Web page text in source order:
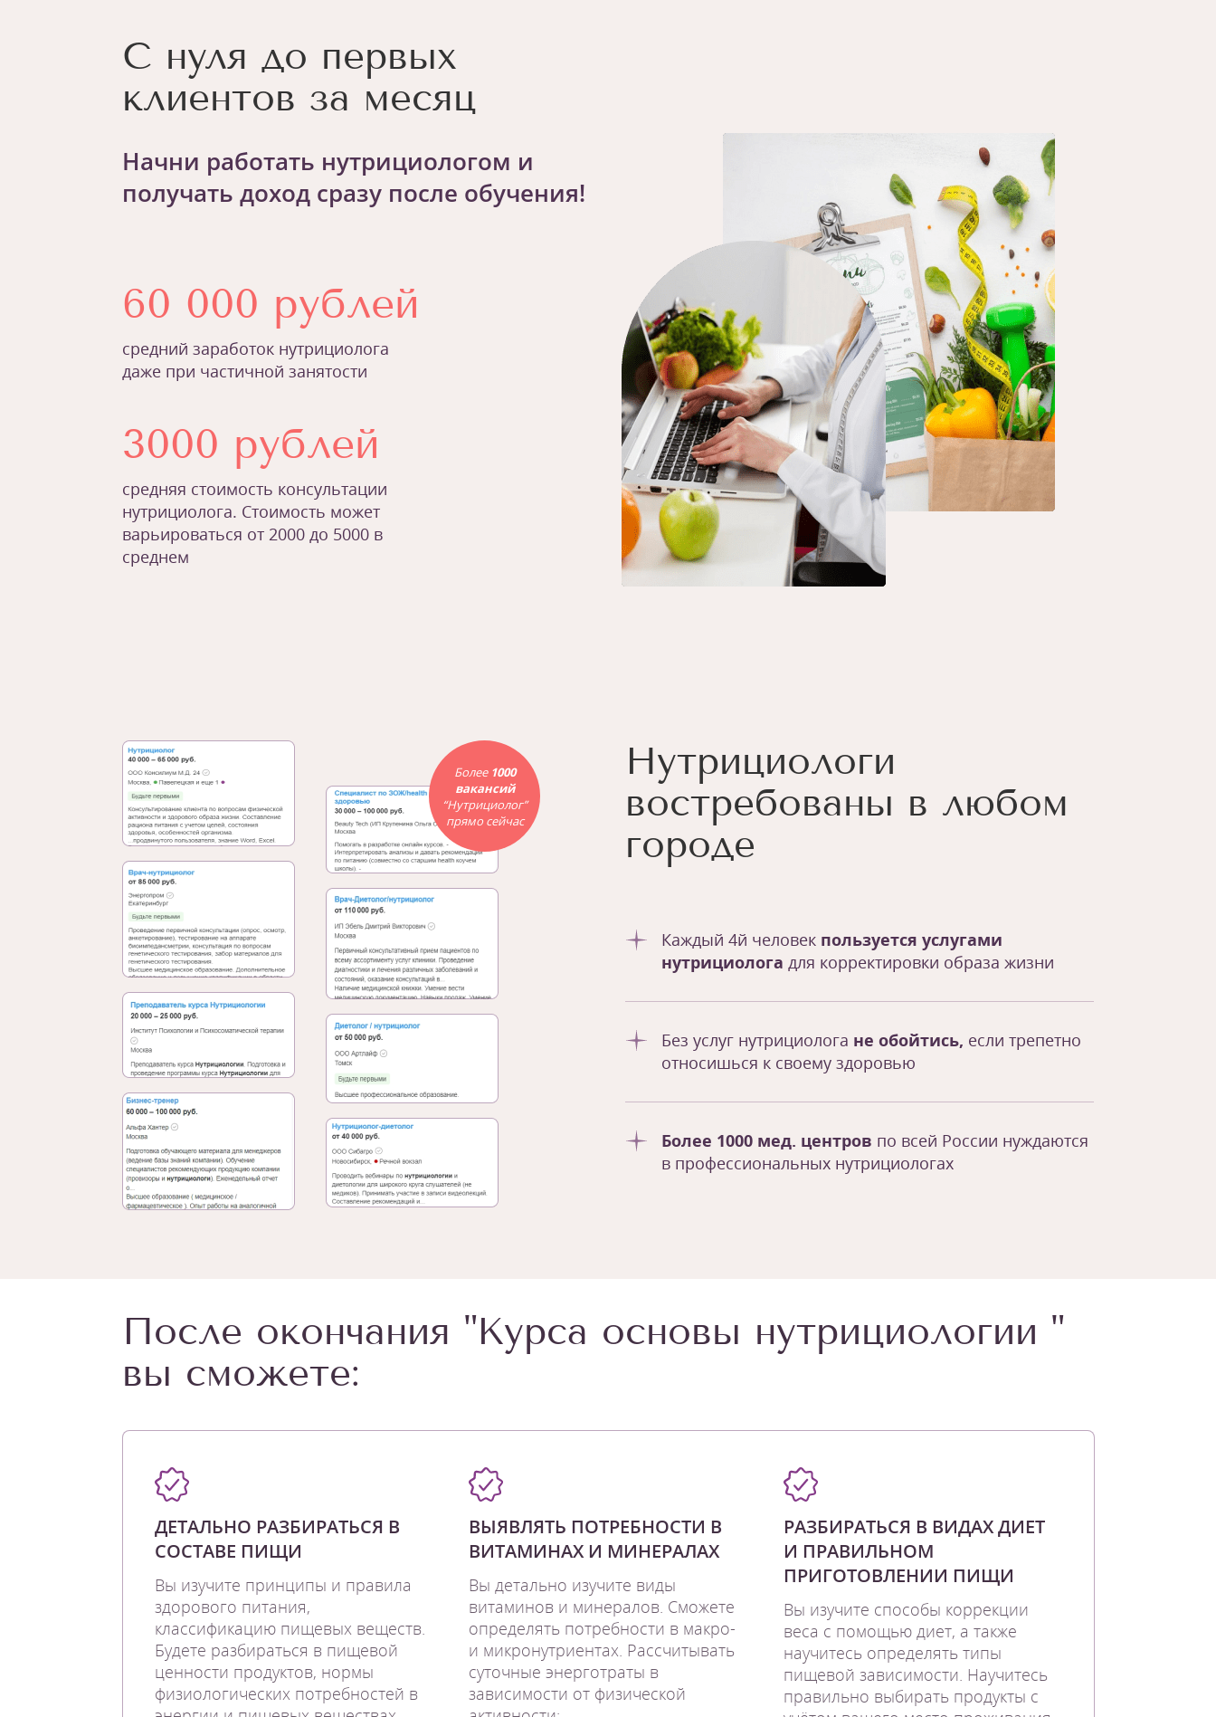
С нуля до первых
клиентов за месяц
Начни работать нутрициологом и
получать доход сразу после обучения!
60 000 рублей
средний заработок нутрициолога
даже при частичной занятости
3000 рублей
средняя стоимость консультации
нутрициолога. Стоимость может
варьироваться от 2000 до 5000 в
среднем
Более 1000
вакансий
“Нутрициолог”
прямо сейчас
Нутрициологи
востребованы в любом
городе
Каждый 4й человек пользуется услугами
нутрициологадля корректировки образа жизни
Без услуг нутрициолога не обойтись, если трепетно
относишься к своему здоровью
Более 1000 мед. центров по всей России нуждаются
в профессиональных нутрициологах
После окончания "Курса основы нутрициологии "
вы сможете:
ДЕТАЛЬНО РАЗБИРАТЬСЯ В
СОСТАВЕ ПИЩИ
Вы изучите принципы и правила
здорового питания,
классификацию пищевых веществ.
Будете разбираться в пищевой
ценности продуктов, нормы
физиологических потребностей в
ВЫЯВЛЯТЬ ПОТРЕБНОСТИ В
ВИТАМИНАХ И МИНЕРАЛАХ
Вы детально изучите виды
витаминов и минералов. Сможете
определять потребности в макро-
и микронутриентах. Рассчитывать
суточные энерготраты в
зависимости от физической
РАЗБИРАТЬСЯ В ВИДАХ ДИЕТ
И ПРАВИЛЬНОМ
ПРИГОТОВЛЕНИИ ПИЩИ
Вы изучите способы коррекции
веса с помощью диет, а также
научитесь определять типы
пищевой зависимости. Научитесь
правильно выбирать продукты с